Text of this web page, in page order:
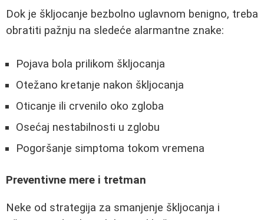
Dok je škljocanje bezbolno uglavnom benigno, treba
obratiti pažnju na sledeće alarmantne znake:
Pojava bola prilikom škljocanja
Otežano kretanje nakon škljocanja
Oticanje ili crvenilo oko zgloba
Osećaj nestabilnosti u zglobu
Pogoršanje simptoma tokom vremena
Preventivne mere i tretman
Neke od strategija za smanjenje škljocanja i